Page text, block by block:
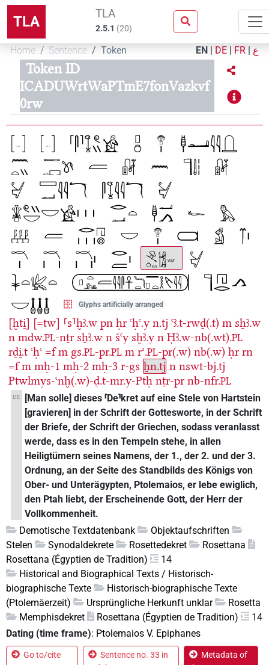
TLA TLA
2.5.1 (20)
Home Sentence Token EN | DE | FR | ع
Token ID
ICADUWrtWaPTmE7fonVazkvf
0rw
Glyphs artificially arranged
[ḫti̯] [=tw] ⸢s⸣ḫꜣ.w pn ḥr ꜥḥꜥ.y n.tj ꜥꜣ.t-rwḏ(.t) m sẖꜣ.w
n mdw.PL-nṯr sẖꜣ.w n šꜥy sḫꜣ.y n Ḥꜣ.w-nb(.wt).PL
rḏi̯.t ꜥḥꜥ =f m gs.PL-pr.PL m rʾ.PL-pr(.w) nb(.w) ḥr rn
=f m mḥ-1 mḥ-2 mḥ-3 r-gs ẖn.tj n nswt-bj.tj
Ptwlmys-ꜥnḫ(.w)-ḏ.t-mr.y-Ptḥ nṯr-pr nb-nfr.PL
DE
[Man solle] dieses ⸢De⸣kret auf eine Stele von Hartstein
[gravieren] in der Schrift der Gottesworte, in der Schrift
der Briefe, der Schrift der Griechen, sodass veranlasst
werde, dass es in den Tempeln stehe, in allen
Heiligtümern seines Namens, der 1., der 2. und der 3.
Ordnung, an der Seite des Standbilds des Königs von
Ober- und Unterägypten, Ptolemaios, er lebe ewiglich,
den Ptah liebt, der Erscheinende Gott, der Herr der
Vollkommenheit.
Demotische Textdatenbank
Objektaufschriften
Stelen
Synodaldekrete Rosettedekret
Rosettana
Rosettana (Égyptien de Tradition)
14
Historical and Biographical Texts / Historisch-
biographische Texte
Historisch-biographische Texte
(Ptolemäerzeit)
Ursprüngliche Herkunft unklar
Rosetta
Memphisdekret
Rosettana (Égyptien de Tradition)
14
Dating (time frame): Ptolemaios V. Epiphanes
Go to/cite
Sentence no. 33 in
Metadata of